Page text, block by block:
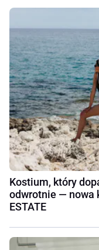
Kostium, który
odwrotnie — nowa
ESTATE